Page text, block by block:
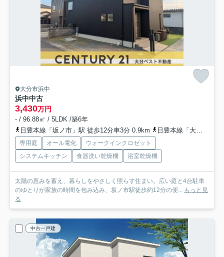
大分市浜中
浜中中古
3,430万円
- / 96.88㎡ / 5LDK /築6年
日豊本線「坂ノ市」駅 徒歩12分車3分 0.9km
日豊本線「大在」駅 徒歩42分車9分 3.4km
専用庭 オール電化
ウォークインクロゼット
システムキッチン
食器洗い乾燥機 浴室乾燥機
太陽の恵みを蓄え、暮らしをやさしく照らす住まい。広い庭と4台駐車
のゆとりが家族の時間を包み込み、坂ノ市駅徒歩約12分の便...
もっと見
る
中古一戸建